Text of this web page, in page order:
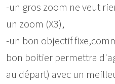
-un gros zoom ne veut
un zoom (X3),
-un bon objectif
bon boitier permettra
au départ) avec un